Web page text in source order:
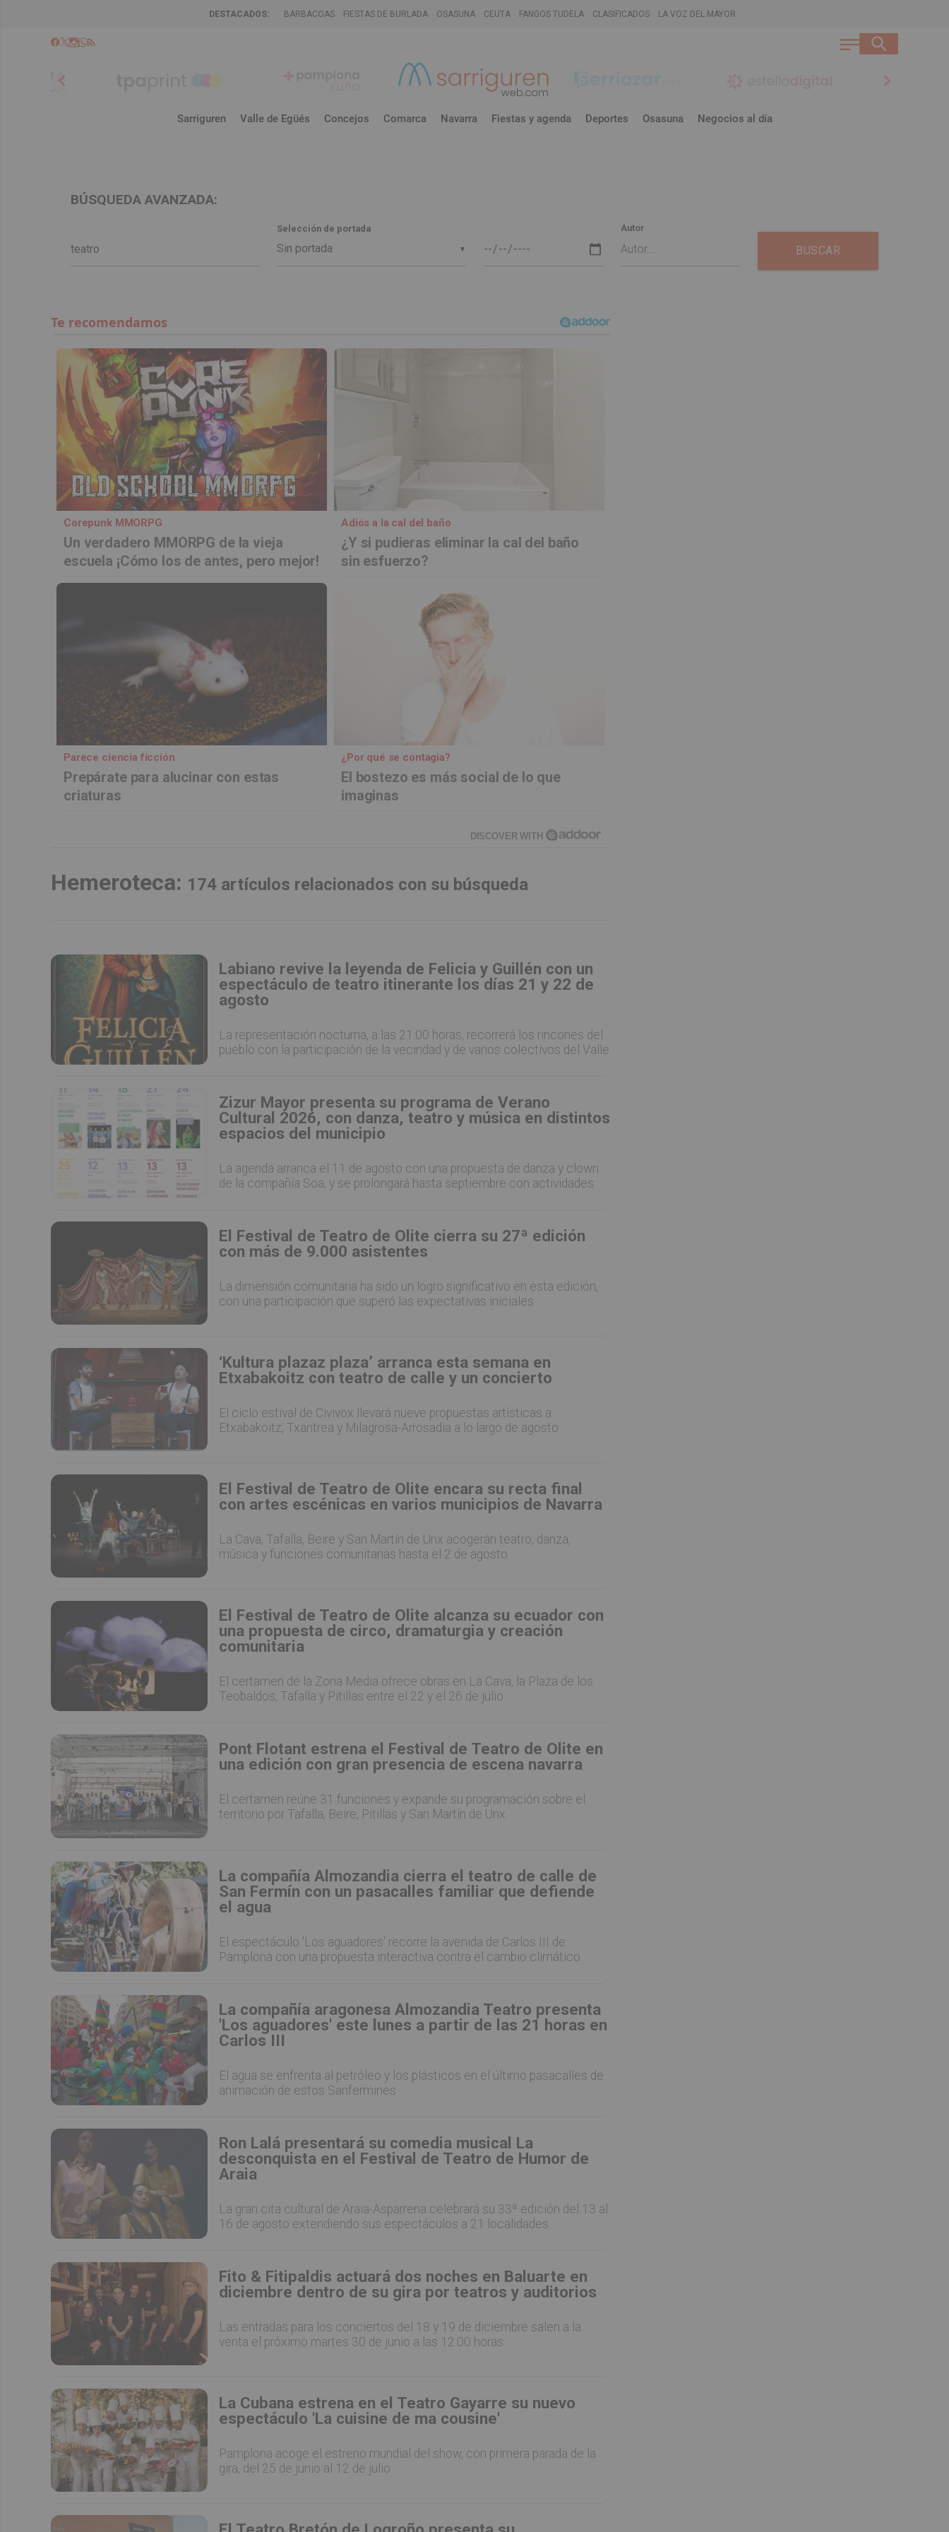
DESTACADOS: BARBACOAS FIESTAS DE BURLADA OSASUNA CEUTA FANGOS TUDELA CLASIFICADOS LA VOZ DEL MAYOR
chevron_left chevron_right
Sarriguren Valle de Egüés Concejos Comarca Navarra Fiestas y agenda Deportes Osasuna Negocios al día
BÚSQUEDA AVANZADA:
▼
Selección de portada Autor
BUSCAR
Corepunk MMORPG
Un verdadero MMORPG de la vieja
escuela ¡Cómo los de antes, pero mejor!
Adiós a la cal del baño
¿Y si pudieras eliminar la cal del baño
sin esfuerzo?
Parece ciencia ficción
Prepárate para alucinar con estas
criaturas
¿Por qué se contagia?
El bostezo es más social de lo que
imaginas
DISCOVER WITH
Hemeroteca: 174 artículos relacionados con su búsqueda
Labiano revive la leyenda de Felicia y Guillén con un
espectáculo de teatro itinerante los días 21 y 22 de
agosto
La representación nocturna, a las 21:00 horas, recorrerá los rincones del
pueblo con la participación de la vecindad y de varios colectivos del Valle
Zizur Mayor presenta su programa de Verano
Cultural 2026, con danza, teatro y música en distintos
espacios del municipio
La agenda arranca el 11 de agosto con una propuesta de danza y clown
de la compañía Söa, y se prolongará hasta septiembre con actividades
El Festival de Teatro de Olite cierra su 27ª edición
con más de 9.000 asistentes
La dimensión comunitaria ha sido un logro significativo en esta edición,
con una participación que superó las expectativas iniciales
‘Kultura plazaz plaza’ arranca esta semana en
Etxabakoitz con teatro de calle y un concierto
El ciclo estival de Civivox llevará nueve propuestas artísticas a
Etxabakoitz, Txantrea y Milagrosa-Arrosadia a lo largo de agosto
El Festival de Teatro de Olite encara su recta final
con artes escénicas en varios municipios de Navarra
La Cava, Tafalla, Beire y San Martín de Unx acogerán teatro, danza,
música y funciones comunitarias hasta el 2 de agosto.
El Festival de Teatro de Olite alcanza su ecuador con
una propuesta de circo, dramaturgia y creación
comunitaria
El certamen de la Zona Media ofrece obras en La Cava, la Plaza de los
Teobaldos, Tafalla y Pitillas entre el 22 y el 26 de julio.
Pont Flotant estrena el Festival de Teatro de Olite en
una edición con gran presencia de escena navarra
El certamen reúne 31 funciones y expande su programación sobre el
territorio por Tafalla, Beire, Pitillas y San Martín de Unx.
La compañía Almozandia cierra el teatro de calle de
San Fermín con un pasacalles familiar que defiende
el agua
El espectáculo 'Los aguadores' recorre la avenida de Carlos III de
Pamplona con una propuesta interactiva contra el cambio climático.
La compañía aragonesa Almozandia Teatro presenta
'Los aguadores' este lunes a partir de las 21 horas en
Carlos III
El agua se enfrenta al petróleo y los plásticos en el último pasacalles de
animación de estos Sanfermines
Ron Lalá presentará su comedia musical La
desconquista en el Festival de Teatro de Humor de
Araia
La gran cita cultural de Araia-Asparrena celebrará su 33ª edición del 13 al
16 de agosto extendiendo sus espectáculos a 21 localidades.
Fito & Fitipaldis actuará dos noches en Baluarte en
diciembre dentro de su gira por teatros y auditorios
Las entradas para los conciertos del 18 y 19 de diciembre salen a la
venta el próximo martes 30 de junio a las 12:00 horas.
La Cubana estrena en el Teatro Gayarre su nuevo
espectáculo 'La cuisine de ma cousine'
Pamplona acoge el estreno mundial del show, con primera parada de la
gira, del 25 de junio al 12 de julio